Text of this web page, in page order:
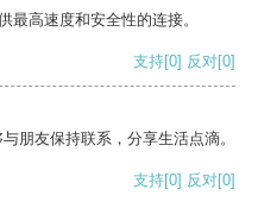
最高速度和安全性的连接。
支持[0] 反对[0]
朋友保持联系，分享生活点滴。
支持[0] 反对[0]